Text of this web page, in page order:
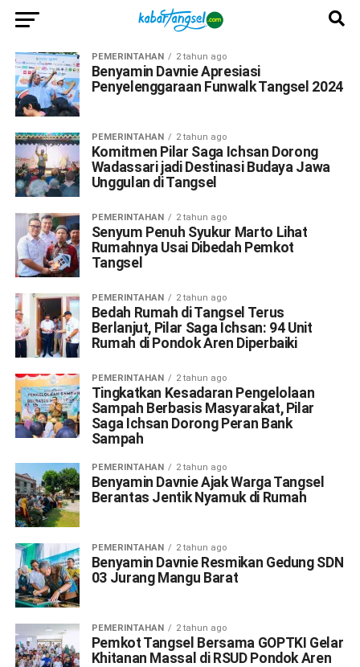
PEMERINTAHAN 2 tahun ago
Benyamin Davnie Apresiasi
Penyelenggaraan Funwalk Tangsel 2024
PEMERINTAHAN 2 tahun ago
Komitmen Pilar Saga Ichsan Dorong
Wadassari jadi Destinasi Budaya Jawa
Unggulan di Tangsel
PEMERINTAHAN 2 tahun ago
Senyum Penuh Syukur Marto Lihat
Rumahnya Usai Dibedah Pemkot
Tangsel
PEMERINTAHAN 2 tahun ago
Bedah Rumah di Tangsel Terus
Berlanjut, Pilar Saga Ichsan: 94 Unit
Rumah di Pondok Aren Diperbaiki
PEMERINTAHAN 2 tahun ago
Tingkatkan Kesadaran Pengelolaan
Sampah Berbasis Masyarakat, Pilar
Saga Ichsan Dorong Peran Bank
Sampah
PEMERINTAHAN 2 tahun ago
Benyamin Davnie Ajak Warga Tangsel
Berantas Jentik Nyamuk di Rumah
PEMERINTAHAN 2 tahun ago
Benyamin Davnie Resmikan Gedung SDN
03 Jurang Mangu Barat
PEMERINTAHAN 2 tahun ago
Pemkot Tangsel Bersama GOPTKI Gelar
Khitanan Massal di RSUD Pondok Aren